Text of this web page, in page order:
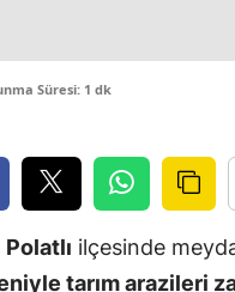
Süresi: 1 dk
Polatlı ilçesinde
tarım arazileri